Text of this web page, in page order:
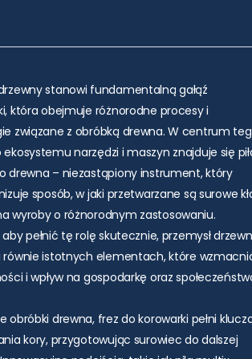
stanowi fundamentalną gałąź
która obejmuje różnorodne procesy i
związane z obróbką drewna. W centrum
ekosystemu narzędzi i maszyn znajduje się
drewna – niezastąpiony instrument, który
sposób, w jaki przetwarzane są surowe
wyroby o różnorodnym zastosowaniu.
pełnić tę rolę skutecznie, przemysł
równie istotnych elementach, które
i wpływ na gospodarkę oraz
obróbki drewna, frez do korowarki pełni
kory, przygotowując surowiec do dalszej